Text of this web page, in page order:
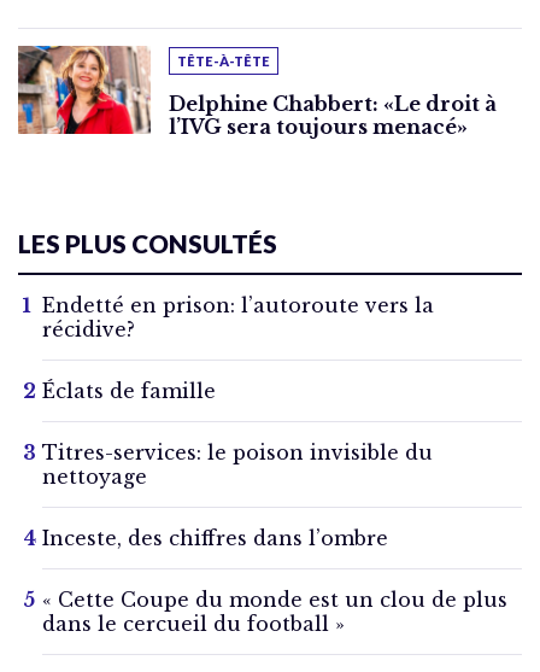
TÊTE-À-TÊTE
Delphine Chabbert: «Le droit à
l’IVG sera toujours menacé»
LES PLUS CONSULTÉS
Endetté en prison: l’autoroute vers la
récidive?
Éclats de famille
Titres-services: le poison invisible du
nettoyage
Inceste, des chiffres dans l’ombre
« Cette Coupe du monde est un clou de plus
dans le cercueil du football »